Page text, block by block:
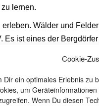
Cookie-
Dir ein optimales Erlebnis zu
um
Wenn Du diesen
lernen.
Wälder und
ist eines der
unternehmen und
etliche Leute aus
hat uns auch eine
gezeltet. Einige andere